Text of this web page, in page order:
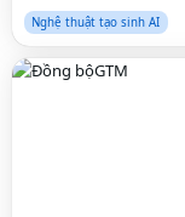
Nghệ thuật tạo sinh AI